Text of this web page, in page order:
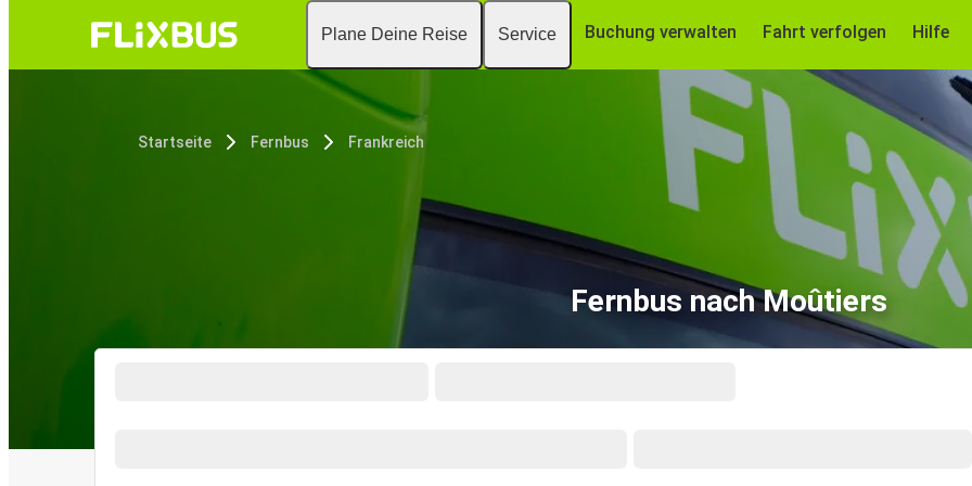
Plane Deine Reise Service Buchung verwalten Fahrt verfolgen Hilfe
Startseite Fernbus Frankreich
Fernbus nach Moûtiers